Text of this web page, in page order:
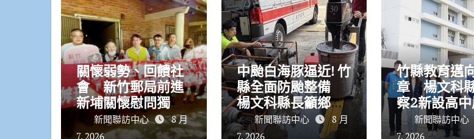
關懷弱勢、回饋社
會 新竹郵局前進
新埔關懷慰問獨居
長者並改善居住環
境
新聞聯訪中心
8 月
7, 2026
中颱白海豚逼近! 竹
縣全面防颱整備
楊文科縣長籲鄉親
落實防颱準備
新聞聯訪中心
8 月
7, 2026
竹縣教育邁
章 楊文科
察2新設高
高中五大方
新聞聯訪中心
7, 2026